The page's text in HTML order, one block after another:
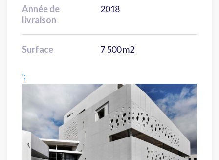
Année de
livraison
2018
Surface 7 500 m2
';